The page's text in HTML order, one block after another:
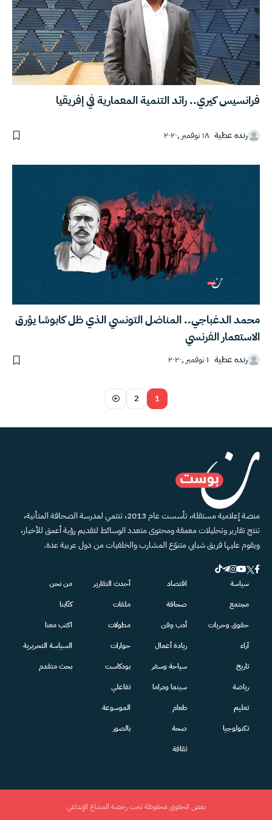
فرانسيس كيري.. رائد التنمية المعمارية في إفريقيا
رنده عطية ١٨ نوفمبر ,٢٠٢٠
محمد الدغباجي.. المناضل التونسي الذي ظل كابوسًا يؤرق
الاستعمار الفرنسي
رنده عطية ١ نوفمبر ,٢٠٢٠
1
2
منصة إعلامية مستقلة، تأسست عام 2013، تنتمي لمدرسة الصحافة المتأنية،
تنتج تقارير وتحليلات معمقة ومحتوى متعدد الوسائط لتقديم رؤية أعمق للأخبار،
ويقوم عليها فريق شبابي متنوّع المشارب والخلفيات من دول عربية عدة.
سياسة
مجتمع
حقوق وحريات
آراء
تاريخ
رياضة
تعليم
تكنولوجيا
اقتصاد
صحافة
أدب وفن
ريادة أعمال
سياحة وسفر
سينما ودراما
طعام
صحة
ثقافة
أحدث التقارير
ملفات
مطولات
حوارات
بودكاست
تفاعلي
الموسوعة
بالصور
من نحن
كتّابنا
اكتب معنا
السياسة التحريرية
بحث متقدم
بعض الحقوق محفوظة تحت رخصة المشاع الإبداعي